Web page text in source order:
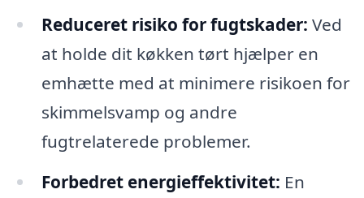
Reduceret risiko for fugtskader: Ved
at holde dit køkken tørt hjælper en
emhætte med at minimere risikoen for
skimmelsvamp og andre
fugtrelaterede problemer.
Forbedret energieffektivitet: En